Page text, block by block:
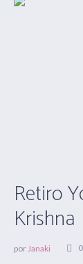
Retiro
Krishna
porJanaki 0